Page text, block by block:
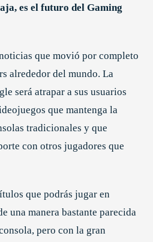
es el futuro del Gaming
que movió por completo
alrededor del mundo. La
será atrapar a sus usuarios
que mantenga la
tradicionales y que
con otros jugadores que
que podrás jugar en
una manera bastante parecida
pero con la gran